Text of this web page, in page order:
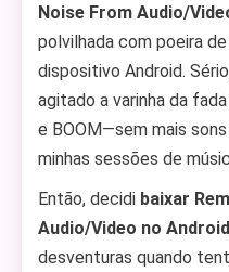
Noise From Audio/
polvilhada com poeira
dispositivo Android.
agitado a varinha da
e BOOM—sem mais
minhas sessões de
Então, decidi baixar
Audio/Video no Android
desventuras quando